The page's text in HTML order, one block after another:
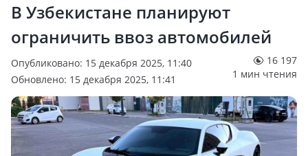
В Узбекистане планируют
ограничить ввоз автомобилей
Опубликовано: 15 декабря 2025, 11:40
Обновлено: 15 декабря 2025, 11:41
16 197
1 мин чтения